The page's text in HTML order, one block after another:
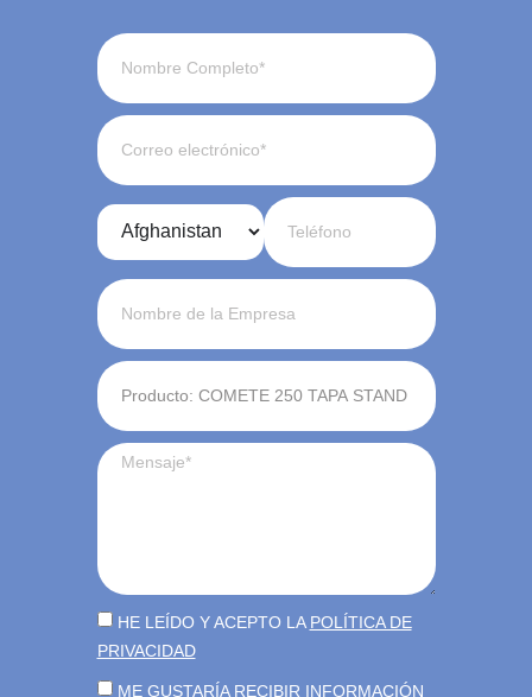
HE LEÍDO Y ACEPTO LA POLÍTICA DE
PRIVACIDAD
ME GUSTARÍA RECIBIR INFORMACIÓN